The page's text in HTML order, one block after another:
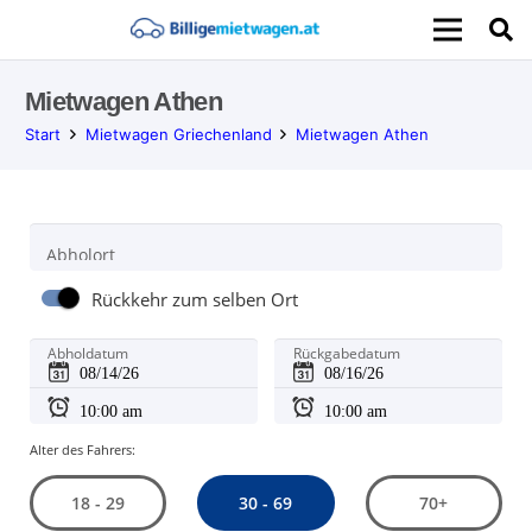
Mietwagen Athen
Start Mietwagen Griechenland Mietwagen Athen
Abholort
Rückkehr zum selben Ort
Abholdatum Rückgabedatum
Alter des Fahrers:
18 - 29 30 - 69 70+